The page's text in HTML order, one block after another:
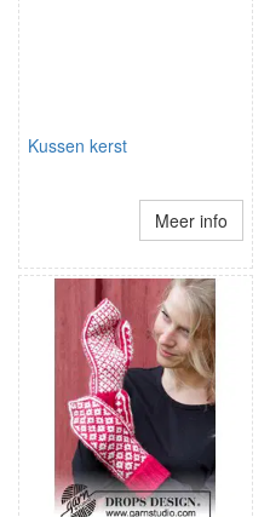
Kussen kerst
Meer info